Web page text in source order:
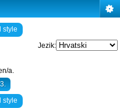
style
Jezik:
a.
style